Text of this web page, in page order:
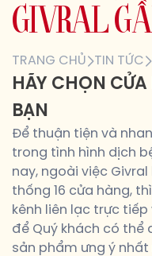
GI V RA L GẦ
TRANG CHỦ TIN TỨC
HÃY CHỌN
BẠN
Để thuận tiện và
trong tình hình dịch
nay, ngoài việc
thống 16 cửa hàng,
kênh liên lạc trực
để Quý khách có thể
sản phẩm ưng ý